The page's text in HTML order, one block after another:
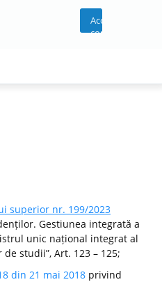
Acces
cont
superior nr. 199/2023
Gestiunea integrată a
unic național integrat al
studii”, Art. 123 – 125;
din 21 mai 2018 privind